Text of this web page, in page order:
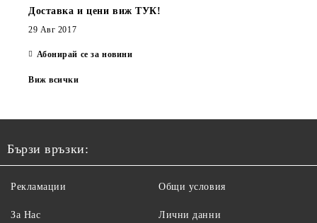
Доставка и цени виж ТУК!
29 Авг 2017
Абонирай се за новини
Виж всички
Бързи връзки:
Рекламации
За Нас
Общи условия
Лични данни